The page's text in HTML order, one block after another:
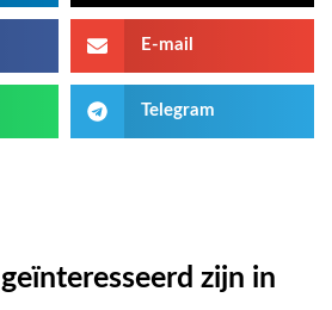
E-mail
Telegram
zijn in